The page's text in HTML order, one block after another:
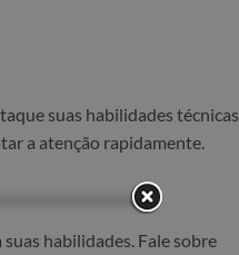
suas habilidades técnicas
a atenção rapidamente.
habilidades. Fale sobre